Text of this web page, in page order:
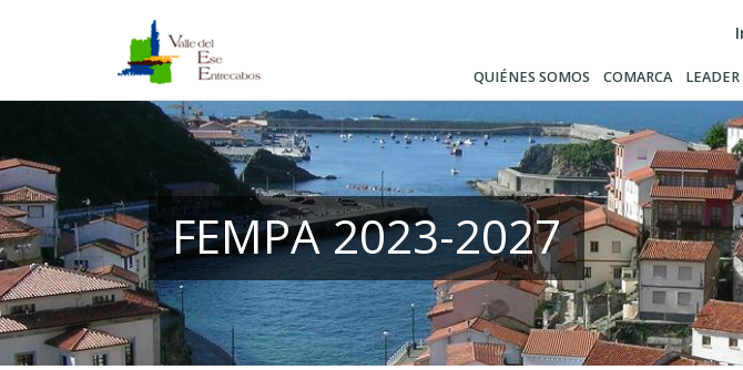
QUIÉNES SOMOS COMARCA
FEMPA 2023-2027